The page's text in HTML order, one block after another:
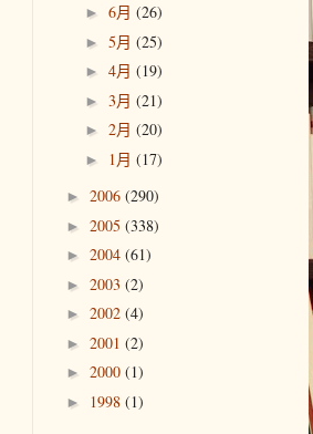
► 6月 (26)
► 5月 (25)
► 4月 (19)
► 3月 (21)
► 2月 (20)
► 1月 (17)
► 2006 (290)
► 2005 (338)
► 2004 (61)
► 2003 (2)
► 2002 (4)
► 2001 (2)
► 2000 (1)
► 1998 (1)